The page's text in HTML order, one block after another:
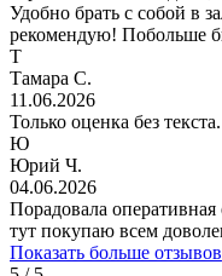
Удобно брать с собой в
рекомендую! Побольше
Т
Тамара С.
11.06.2026
Только оценка без текста.
Ю
Юрий Ч.
04.06.2026
Порадовала
тут покупаю всем
Показать больше отзывов